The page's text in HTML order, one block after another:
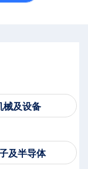
械及设备
及半导体